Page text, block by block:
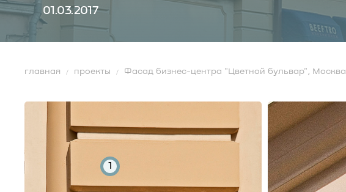
01.03.2017
главная проекты Фасад бизнес-центра "Цветной бульвар", Москва
1